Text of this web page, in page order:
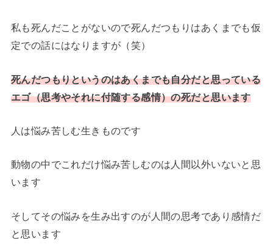
私も死んだことがないので死んだつもりはあくまでも仮
定での話にはなりますが（笑）
死んだつもりというのはあくまでも自分だと思っている
エゴ（思考やそれに付随する感情）の死だと思います
人は悩み苦しむ生きものです
動物の中でこれだけ悩み苦しむのは人間以外いないと思
います
そしてその悩みを生み出すのが人間の思考であり感情だ
と思います